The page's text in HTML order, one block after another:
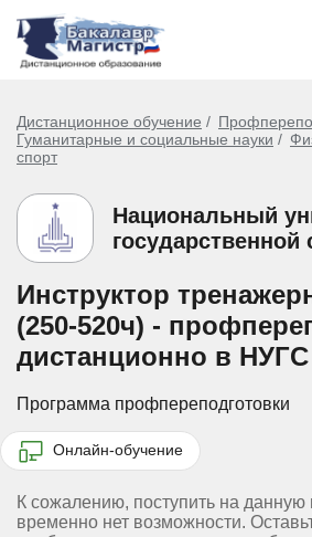
Дистанционное обучение
Гуманитарные и социальные науки
спорт
Национальный
Инструктор
(250-520ч) -
дистанционно в НУГС
Программа профпереподготовки
Онлайн-обучение
К сожалению, поступить на данную
временно нет возможности.